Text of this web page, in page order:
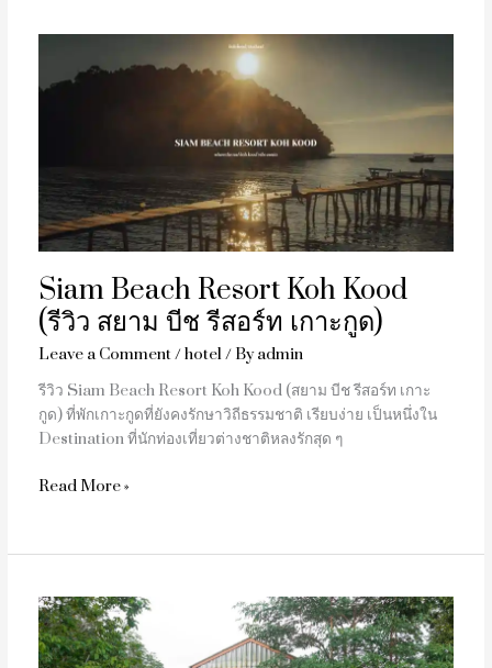
Siam Beach Resort Koh Kood
(รีวิว สยาม บีช รีสอร์ท เกาะกูด)
Leave a Comment/hotel/ Byadmin
รีวิว Siam Beach Resort Koh Kood (สยาม บีช รีสอร์ท เกาะ
กูด) ที่พักเกาะกูดที่ยังคงรักษาวิถีธรรมชาติ เรียบง่าย เป็นหนึ่งใน
Destination ที่นักท่องเที่ยวต่างชาติหลงรักสุด ๆ
Beach
Resort
สยาม
บีช
รีสอร์ท
กูด)
Read More »
รีวิว
Escape
Life